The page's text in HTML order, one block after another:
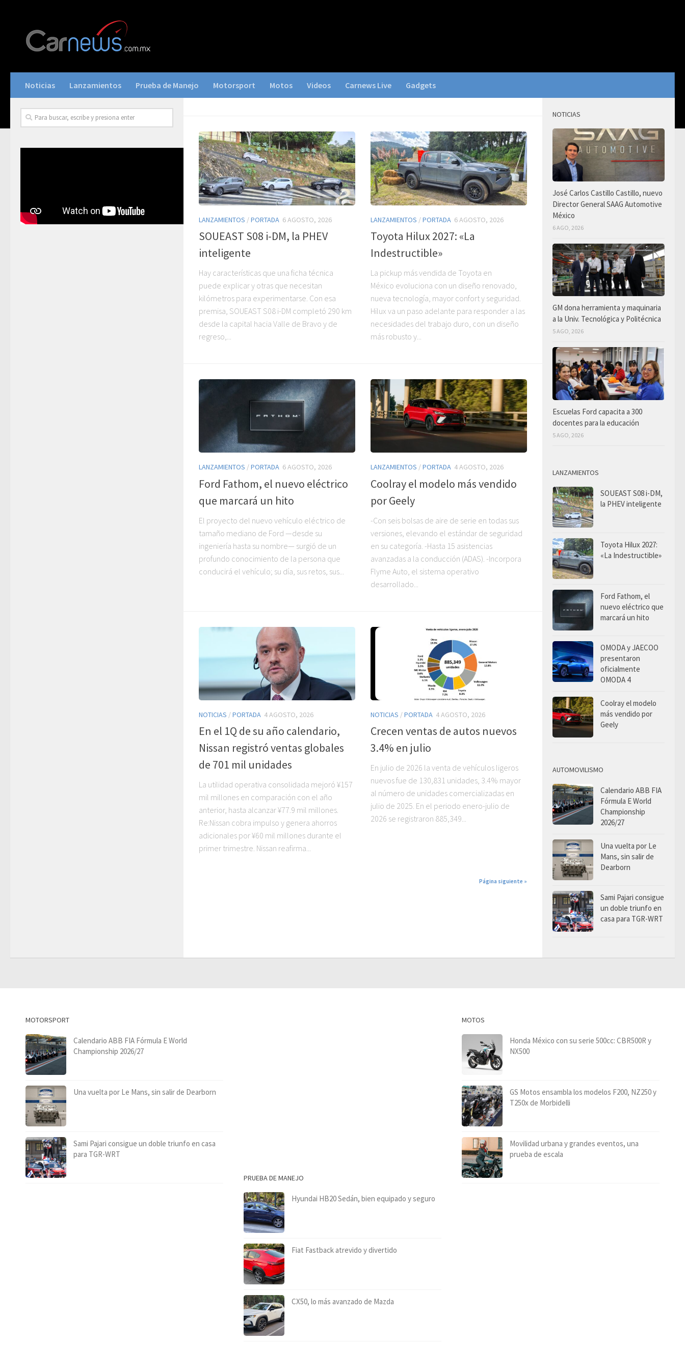
Noticias Lanzamientos Prueba de Manejo Motorsport Motos Videos Carnews Live Gadgets
LANZAMIENTOS /PORTADA 6 AGOSTO, 2026
SOUEAST S08 i-DM, la PHEV
inteligente
Hay características que una ficha técnica
puede explicar y otras que necesitan
kilómetros para experimentarse. Con esa
premisa, SOUEAST S08 i-DM completó 290 km
desde la capital hacia Valle de Bravo y de
regreso,...
LANZAMIENTOS /PORTADA 6 AGOSTO, 2026
Toyota Hilux 2027: «La
Indestructible»
La pickup más vendida de Toyota en
México evoluciona con un diseño renovado,
nueva tecnología, mayor confort y seguridad.
Hilux va un paso adelante para responder a las
necesidades del trabajo duro, con un diseño
más robusto y...
LANZAMIENTOS /PORTADA 6 AGOSTO, 2026
Ford Fathom, el nuevo eléctrico
que marcará un hito
El proyecto del nuevo vehículo eléctrico de
tamaño mediano de Ford —desde su
ingeniería hasta su nombre— surgió de un
profundo conocimiento de la persona que
conducirá el vehículo; su día, sus retos, sus...
LANZAMIENTOS /PORTADA 4 AGOSTO, 2026
Coolray el modelo más vendido
por Geely
-Con seis bolsas de aire de serie en todas sus
versiones, elevando el estándar de seguridad
en su categoría. -Hasta 15 asistencias
avanzadas a la conducción (ADAS). -Incorpora
Flyme Auto, el sistema operativo
desarrollado...
NOTICIAS /PORTADA 4 AGOSTO, 2026
En el 1Q de su año calendario,
Nissan registró ventas globales
de 701 mil unidades
La utilidad operativa consolidada mejoró ¥157
mil millones en comparación con el año
anterior, hasta alcanzar ¥77.9 mil millones.
Re:Nissan cobra impulso y genera ahorros
adicionales por ¥60 mil millones durante el
primer trimestre. Nissan reafirma...
NOTICIAS /PORTADA 4 AGOSTO, 2026
Crecen ventas de autos nuevos
3.4% en julio
En julio de 2026 la venta de vehículos ligeros
nuevos fue de 130,831 unidades, 3.4% mayor
al número de unidades comercializadas en
julio de 2025. En el periodo enero-julio de
2026 se registraron 885,349...
Página siguiente »
NOTICIAS
José Carlos Castillo Castillo, nuevo
Director General SAAG Automotive
México
6 AGO, 2026
GM dona herramienta y maquinaria
a la Univ. Tecnológica y Politécnica
5 AGO, 2026
Escuelas Ford capacita a 300
docentes para la educación
5 AGO, 2026
LANZAMIENTOS
SOUEAST S08 i-DM,
la PHEV inteligente
Toyota Hilux 2027:
«La Indestructible»
Ford Fathom, el
nuevo eléctrico que
marcará un hito
OMODA y JAECOO
presentaron
oficialmente
OMODA 4
Coolray el modelo
más vendido por
Geely
AUTOMOVILISMO
Calendario ABB FIA
Fórmula E World
Championship
2026/27
Una vuelta por Le
Mans, sin salir de
Dearborn
Sami Pajari consigue
un doble triunfo en
casa para TGR-WRT
MOTORSPORT
Calendario ABB FIA Fórmula E World
Championship 2026/27
Una vuelta por Le Mans, sin salir de Dearborn
Sami Pajari consigue un doble triunfo en casa
para TGR-WRT
PRUEBA DE MANEJO
Hyundai HB20 Sedán, bien equipado y seguro
Fiat Fastback atrevido y divertido
CX50, lo más avanzado de Mazda
MOTOS
Honda México con su serie 500cc: CBR500R y
NX500
GS Motos ensambla los modelos F200, NZ250 y
T250x de Morbidelli
Movilidad urbana y grandes eventos, una
prueba de escala